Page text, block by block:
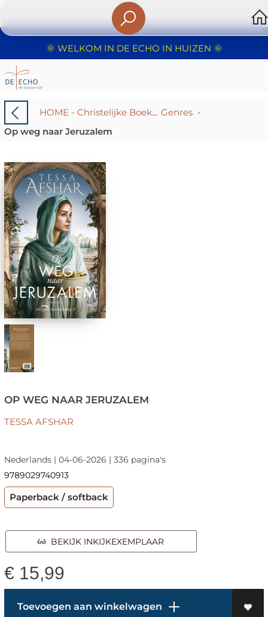
🌞 WELKOM IN DE ECHO IN HUIZEN 🌞
HOME - Christelijke Boekhandel De Echo – Huizen | Boeken & Cadeaus Genres-
Op weg naar Jeruzalem
OP WEG NAAR JERUZALEM
TESSA AFSHAR
Nederlands | 04-06-2026 | 336 pagina's
9789029740913
Paperback / softback
BEKIJK INKIJKEXEMPLAAR
€ 15,99
Toevoegen aan winkelwagen